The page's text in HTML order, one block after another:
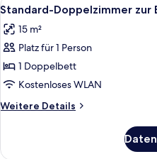
Fotos
für
Standard-
Doppelzimmer
zur
Einzelnutzung,
1
anzeigen
3
Standard-Doppelzimmer zur
15 m²
Platz für 1 Person
1 Doppelbett
Kostenloses WLAN
Weitere Details
Weitere
Doppelzimmer